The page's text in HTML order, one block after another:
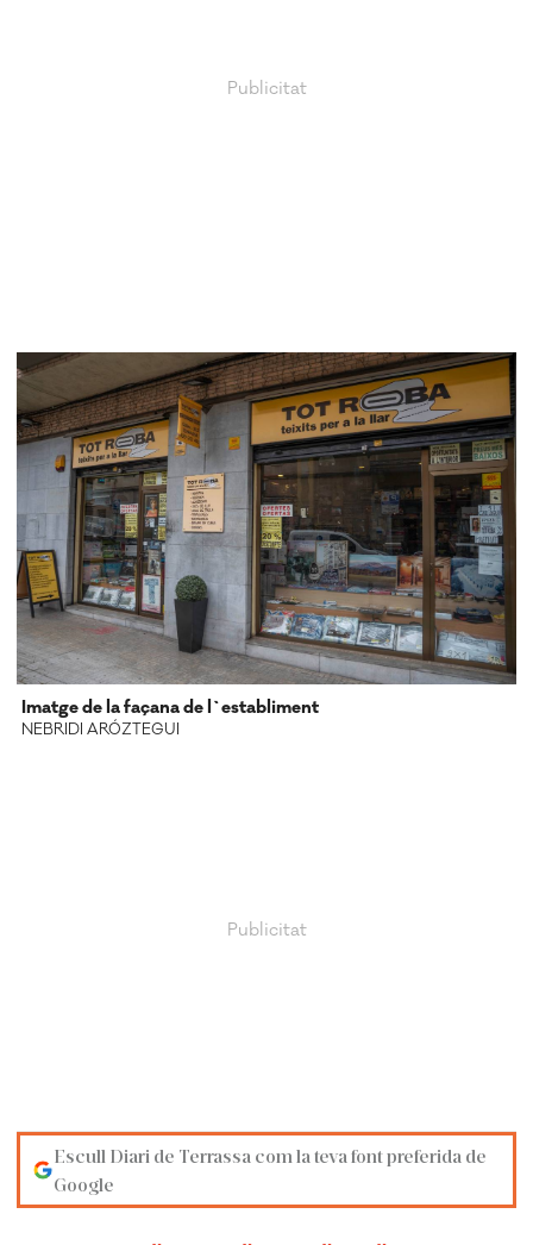
Imatge de la façana de l`establiment
NEBRIDI ARÓZTEGUI
Escull Diari de Terrassa com la teva font preferida de
Google